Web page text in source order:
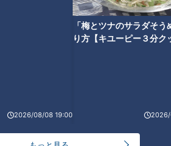
2026/08/08 19:00
「梅とツナのサラダそう
り方【キユーピー３分ク
2026/